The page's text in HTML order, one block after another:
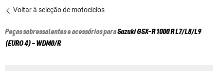
Voltar à seleção de motociclos
Peças sobressalentes e acessórios paraSuzukiGSX-R 1000 R L7/L8/L9
(EURO 4) - WDM0/R